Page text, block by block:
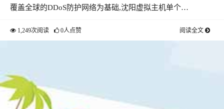
覆盖全球的DDoS防护网络为基础,沈阳虚拟主机单个…
1,249次阅读 0人点赞 阅读全文